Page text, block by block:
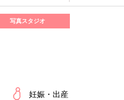
写真スタジオ
妊娠・出産